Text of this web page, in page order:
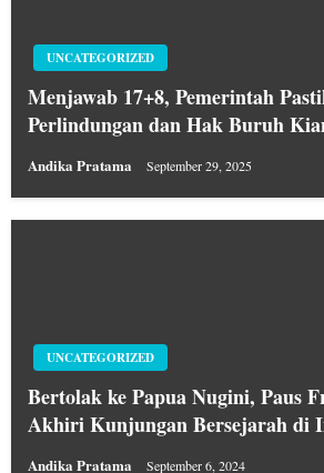
UNCATEGORIZED
Menjawab 17+8, Pemerintah
Perlindungan dan Hak Buruh
Andika Pratama September 29, 2025
UNCATEGORIZED
Bertolak ke Papua Nugini, Paus
Akhiri Kunjungan Bersejarah di
Andika Pratama September 6, 2024